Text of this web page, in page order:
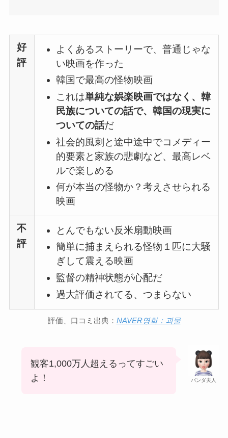
好
評
よくあるストーリーで、普通じゃな
い映画を作った
韓国で最高の怪物映画
これは単純な娯楽映画ではなく、韓
民族についての話で、韓国の現実に
ついての話だ
社会的風刺と途中途中でコメディー
的要素と家族の悲劇など、最高レベ
ルで楽しめる
何が本当の怪物か？考えさせられる
映画
不
評
とんでもない反米扇動映画
簡単に捕まえられる怪物１匹に大騒
ぎして震える映画
監督の精神状態が心配だ
過大評価されてる、つまらない
評価、口コミ出典： NAVER영화：괴물
パンダ夫人
観客1,000万人超えるってすごい
よ！